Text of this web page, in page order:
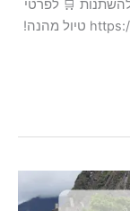
🛒 לפרטי
הטיסות ולכרטוסhttps://nilstravelgroup.com/v59h טיול מהנה!